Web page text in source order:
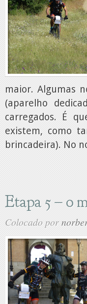
maior. Algumas
(aparelho
carregados. É
existem, como
brincadeira). No
Etapa 5 – o
Colocado por